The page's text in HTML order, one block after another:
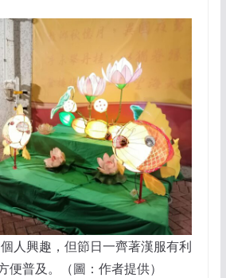
人興趣，但節日一齊著漢服有利
便普及。（圖：作者提供）